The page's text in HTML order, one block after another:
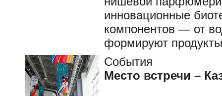
инновационные
компонентов — от
формируют
События
Место встречи –